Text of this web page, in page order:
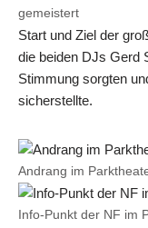
gemeistert
Start und Ziel der
die beiden DJs Gerd
Stimmung sorgten
sicherstellte.
Andrang im
Info-Punkt der NF im